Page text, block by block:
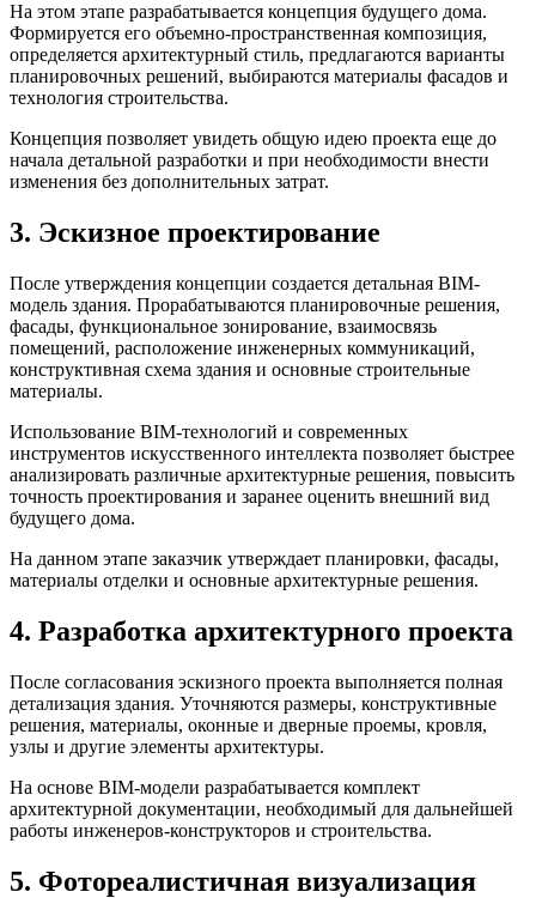
На этом этапе разрабатывается концепция будущего дома.
Формируется его объемно-пространственная композиция,
определяется архитектурный стиль, предлагаются варианты
планировочных решений, выбираются материалы фасадов и
технология строительства.
Концепция позволяет увидеть общую идею проекта еще до
начала детальной разработки и при необходимости внести
изменения без дополнительных затрат.
3. Эскизное проектирование
После утверждения концепции создается детальная BIM-
модель здания. Прорабатываются планировочные решения,
фасады, функциональное зонирование, взаимосвязь
помещений, расположение инженерных коммуникаций,
конструктивная схема здания и основные строительные
материалы.
Использование BIM-технологий и современных
инструментов искусственного интеллекта позволяет быстрее
анализировать различные архитектурные решения, повысить
точность проектирования и заранее оценить внешний вид
будущего дома.
На данном этапе заказчик утверждает планировки, фасады,
материалы отделки и основные архитектурные решения.
4. Разработка архитектурного проекта
После согласования эскизного проекта выполняется полная
детализация здания. Уточняются размеры, конструктивные
решения, материалы, оконные и дверные проемы, кровля,
узлы и другие элементы архитектуры.
На основе BIM-модели разрабатывается комплект
архитектурной документации, необходимый для дальнейшей
работы инженеров-конструкторов и строительства.
5. Фотореалистичная визуализация